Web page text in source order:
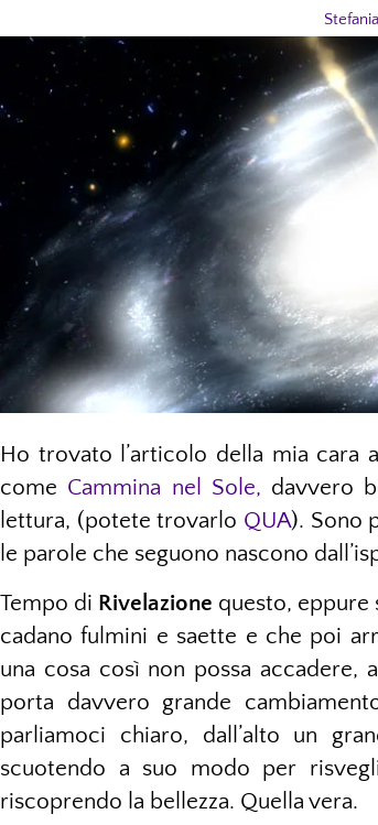
Ho trovato l’articolo della mia cara
come Cammina nel Sole, davvero
lettura, (potete trovarlo QUA). Sono
le parole che seguono nascono
Tempo di Rivelazione questo, eppure
cadano fulmini e saette e che poi
una cosa così non possa accadere,
porta davvero grande
parliamoci chiaro, dall’alto un
scuotendo a suo modo per
riscoprendo la bellezza. Quella vera.